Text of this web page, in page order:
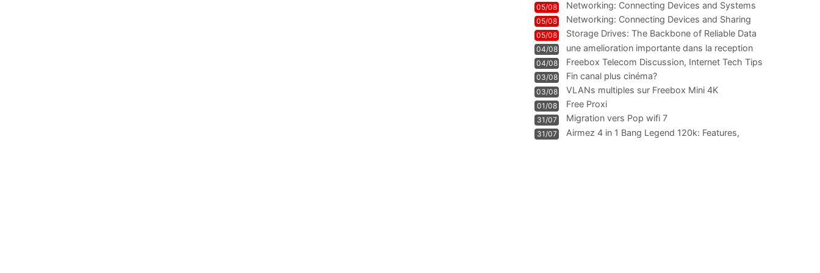
05/08 Networking: Connecting Devices and Systems
05/08
Networking: Connecting Devices and Sharing
Information
05/08
Storage Drives: The Backbone of Reliable Data
Management
04/08
une amelioration importante dans la reception
WIFI
04/08
Freebox Telecom Discussion, Internet Tech Tips
Communi
03/08 Fin canal plus cinéma?
03/08 VLANs multiples sur Freebox Mini 4K
01/08 Free Proxi
31/07 Migration vers Pop wifi 7
31/07
Airmez 4 in 1 Bang Legend 120k: Features,